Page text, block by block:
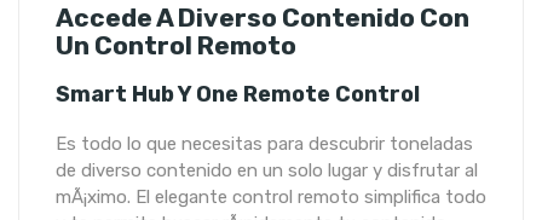
Accede A Diverso Contenido Con
Un Control Remoto
Smart Hub Y One Remote Control
Es todo lo que necesitas para descubrir toneladas
de diverso contenido en un solo lugar y disfrutar al
mÃ¡ximo. El elegante control remoto simplifica todo